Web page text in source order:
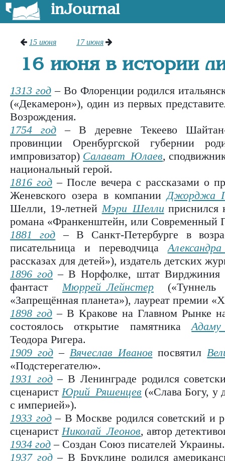
inJournal
15 июня 17 июня
16 июня в истории
1313 год– Во Флоренции родился
(«Декамерон»), один из первых
Возрождения.
1754 год – В деревне Текеево
провинции Оренбургской губернии
импровизатор) Салават Юлаев,
национальный герой.
1816 год – После вечера с рассказами о
Женевского озера в компанииДжорджа
Шелли, 19-летнейМэри Шеллиприснился
романа «Франкенштейн, или Современный
1881 год – В Санкт-Петербурге в
писательница и переводчица
рассказах для детей»), издатель детских
1896 год – В Норфолке, штат Вирджиния
фантастМюррей Лейнстер («Туннель
«Запрещённая планета»), лауреат премии
1898 год – В Кракове на Главном Рынке
состоялось открытие памятникаАдаму
Теодора Ригера.
1909 год– Вячеслав Иванов посвятил
«Подстерегателю».
1931 год– В Ленинграде родился
сценаристЮрий Ряшенцев («Слава Богу, у
с империей»).
1933 год– В Москве родился советский и
сценаристНиколай Леонов, автор
1934 год – Создан Союз писателей Украины.
1937 год– В Бруклине родился